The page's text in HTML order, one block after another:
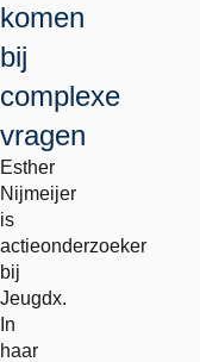
komen
bij
complexe
vragen
Esther
Nijmeijer
is
actieonderzoeker
bij
Jeugdx.
In
haar